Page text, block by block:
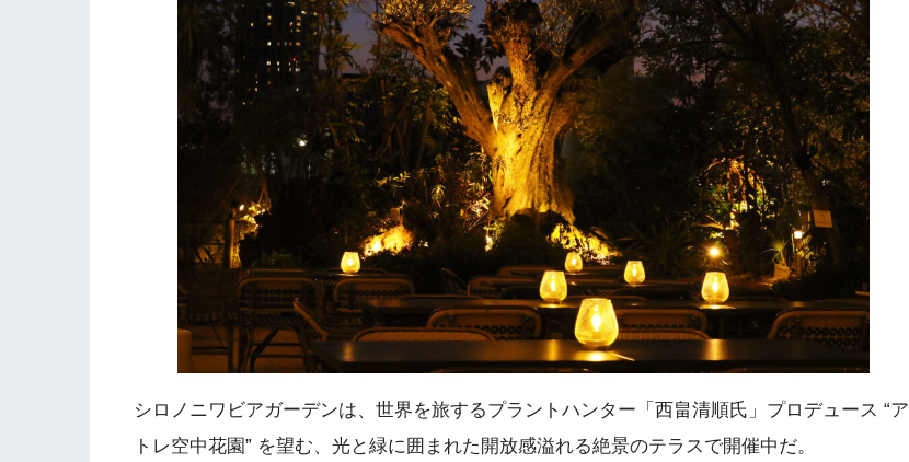
シロノニワビアガーデンは、世界を旅するプラントハンター「西畠清順氏」プロデュース “ア
トレ空中花園” を望む、光と緑に囲まれた開放感溢れる絶景のテラスで開催中だ。